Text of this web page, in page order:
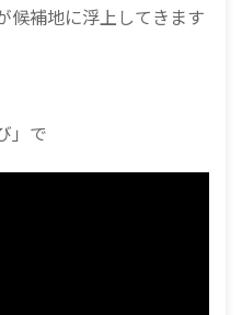
候補地に浮上してきます
」で